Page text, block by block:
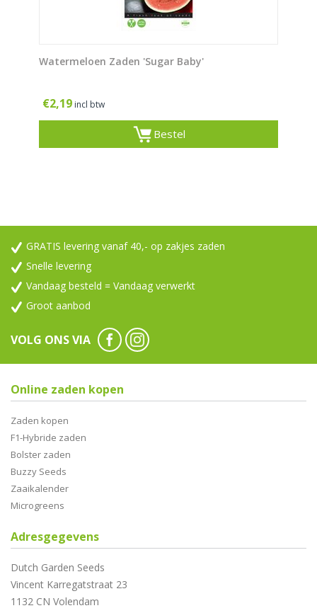
Watermeloen Zaden 'Sugar Baby'
€2,19 incl btw
Bestel
GRATIS levering vanaf 40,- op zakjes zaden
Snelle levering
Vandaag besteld = Vandaag verwerkt
Groot aanbod
VOLG ONS VIA
Online zaden kopen
Zaden kopen
F1-Hybride zaden
Bolster zaden
Buzzy Seeds
Zaaikalender
Microgreens
Adresgegevens
Dutch Garden Seeds
Vincent Karregatstraat 23
1132 CN Volendam